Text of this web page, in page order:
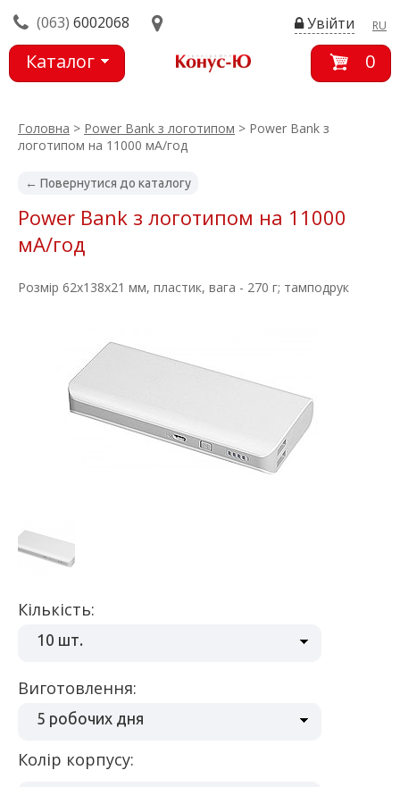
(063) 6002068 RU
Увійти
Каталог
0
Головна > Power Bank з логотипом > Power Bank з
логотипом на 11000 мА/год
← Повернутися до каталогу
Power Bank з логотипом на 11000
мА/год
Розмір 62x138x21 мм, пластик, вага - 270 г; тамподрук
Кількість:
10 шт.
Виготовлення:
5 робочих дня
Колір корпусу: